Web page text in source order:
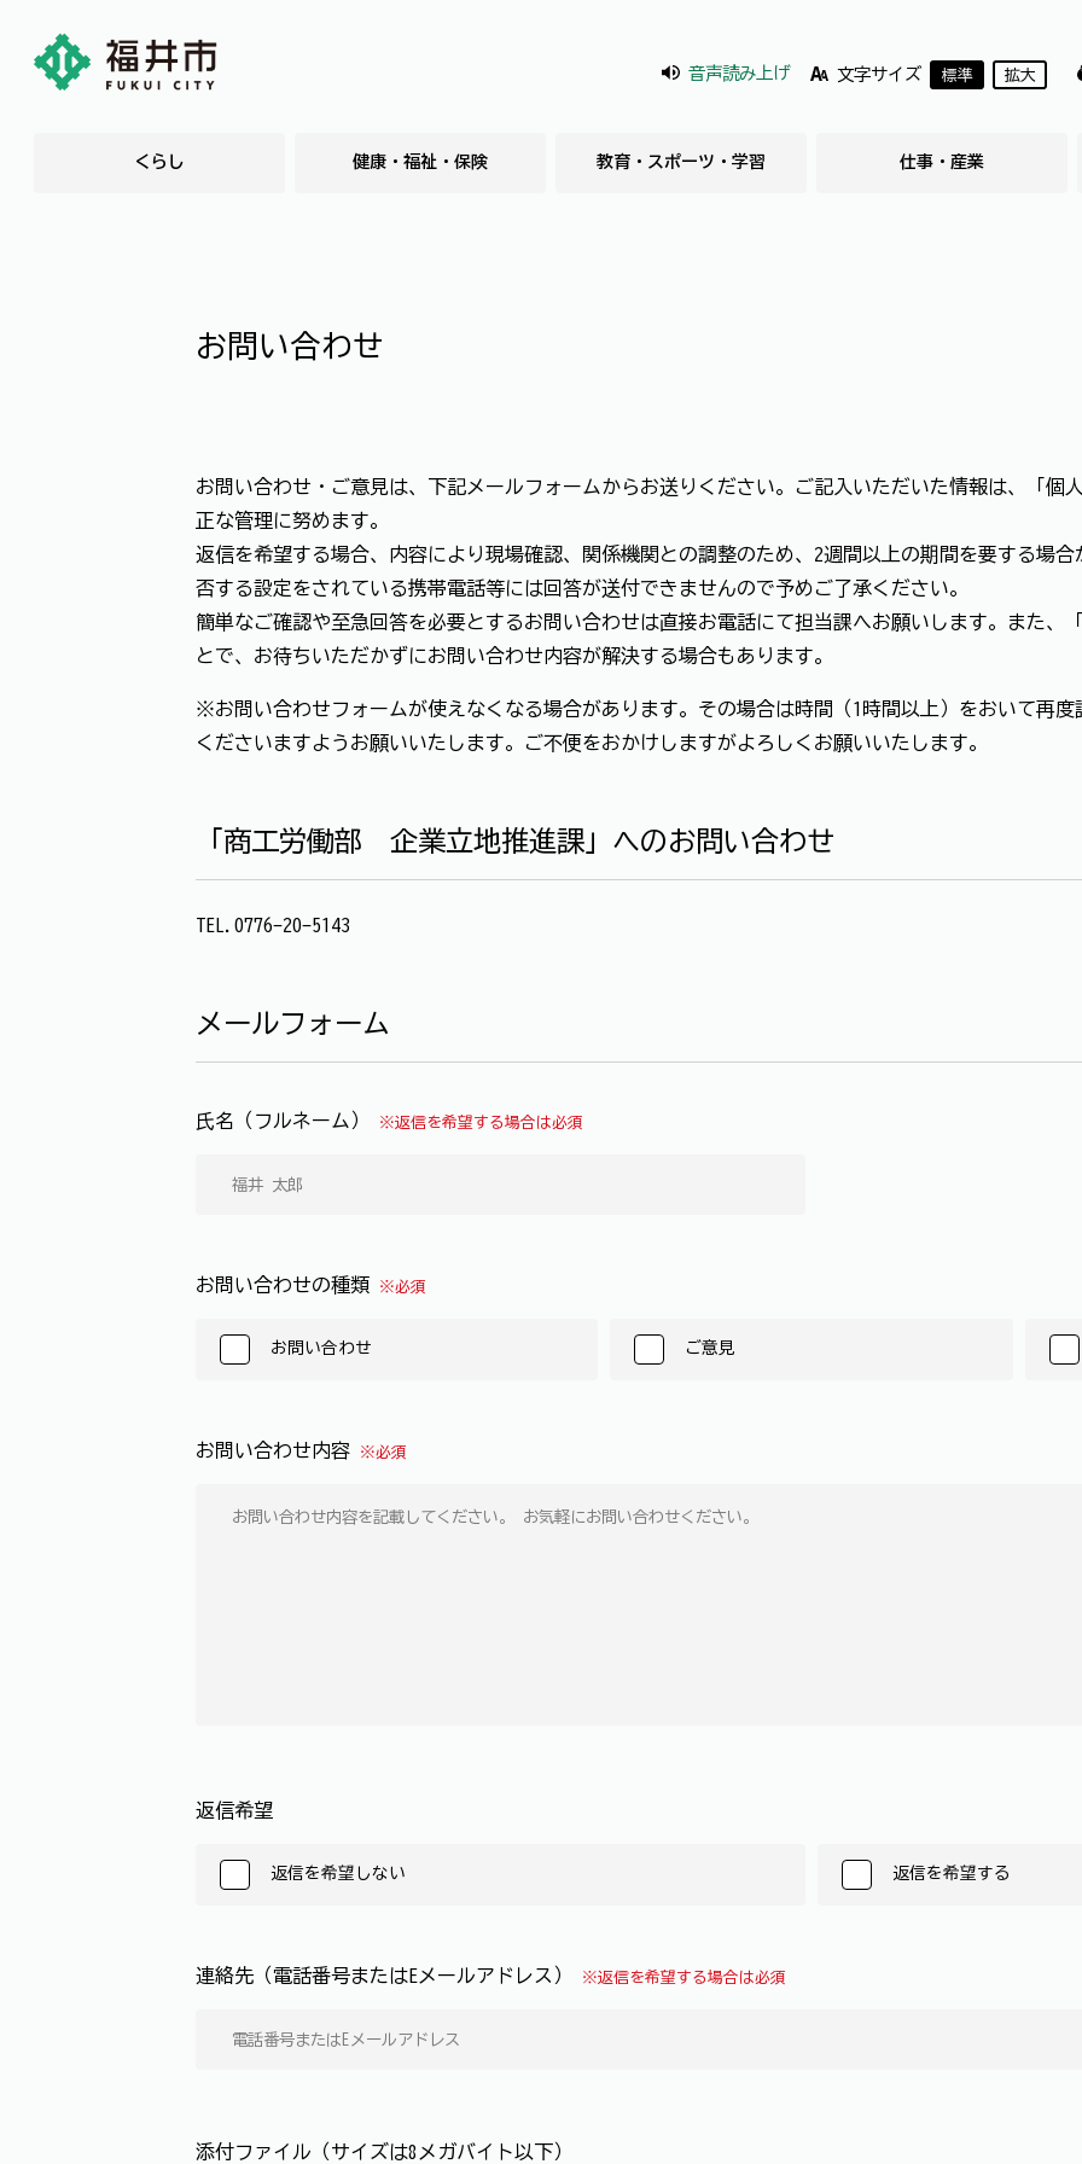
音声読み上げ 文字サイズ 標準 拡大
くらし 健康・福祉・保険 教育・スポーツ・学習 仕事・産業
お問い合わせ
お問い合わせ・ご意見は、下記メールフォームからお送りください。ご記入いただいた情報は、「個
正な管理に努めます。
返信を希望する場合、内容により現場確認、関係機関との調整のため、2週間以上の期間を要する場
否する設定をされている携帯電話等には回答が送付できませんので予めご了承ください。
簡単なご確認や至急回答を必要とするお問い合わせは直接お電話にて担当課へお願いします。また、
とで、お待ちいただかずにお問い合わせ内容が解決する場合もあります。
※お問い合わせフォームが使えなくなる場合があります。その場合は時間（1時間以上）をおいて再
くださいますようお願いいたします。ご不便をおかけしますがよろしくお願いいたします。
「商工労働部 企業立地推進課」へのお問い合わせ
TEL.0776-20-5143
メールフォーム
氏名（フルネーム） ※返信を希望する場合は必須
お問い合わせの種類 ※必須
お問い合わせ ご意見
お問い合わせ内容 ※必須
返信希望
返信を希望しない 返信を希望する
連絡先（電話番号またはEメールアドレス） ※返信を希望する場合は必須
添付ファイル（サイズは8メガバイト以下）